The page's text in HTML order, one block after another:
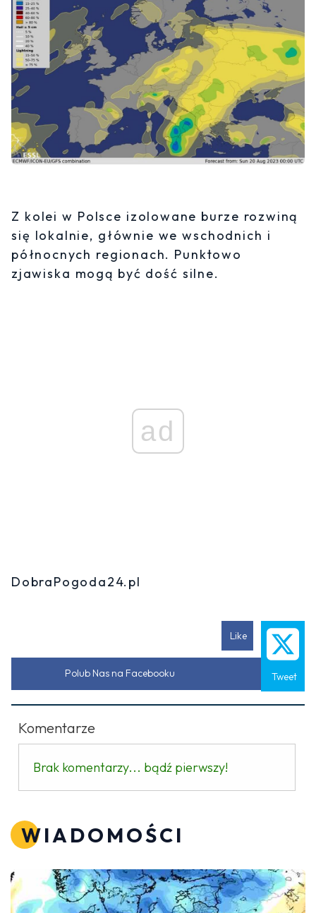
Z kolei w Polsce izolowane burze rozwiną
się lokalnie, głównie we wschodnich i
północnych regionach. Punktowo
zjawiska mogą być dość silne.
ad
DobraPogoda24.pl
Like
Tweet
Polub Nas na Facebooku
Komentarze
Brak komentarzy... bądź pierwszy!
WIADOMOŚCI